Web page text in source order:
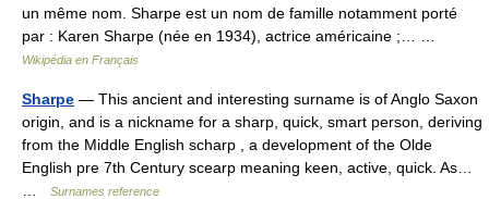
un même nom. Sharpe est un nom de famille notamment porté
par : Karen Sharpe (née en 1934), actrice américaine ;… …
Wikipédia en Français
Sharpe — This ancient and interesting surname is of Anglo Saxon
origin, and is a nickname for a sharp, quick, smart person, deriving
from the Middle English scharp , a development of the Olde
English pre 7th Century scearp meaning keen, active, quick. As…
Surnames reference